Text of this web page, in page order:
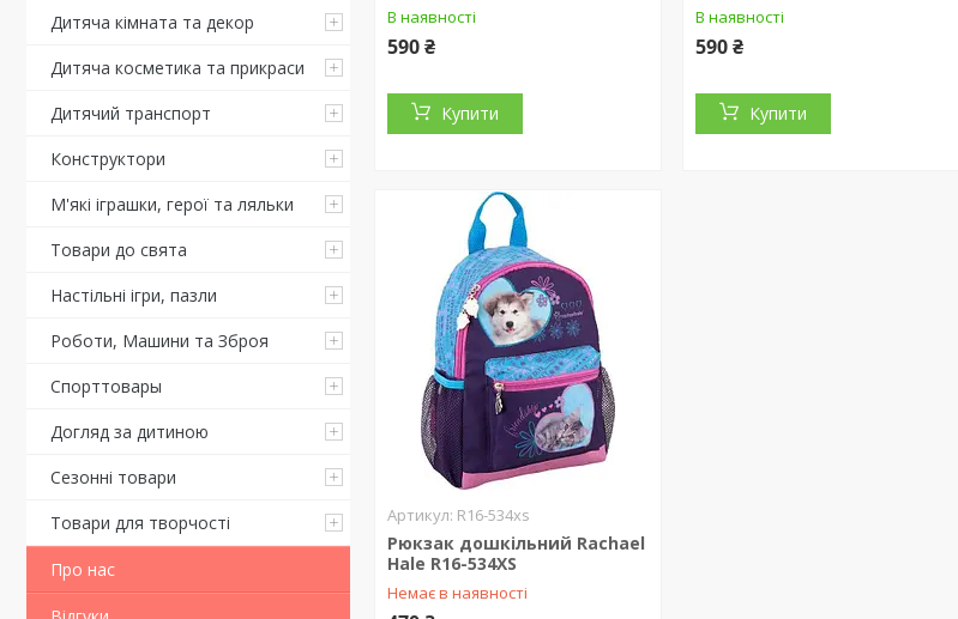
Дитяча кімната та декор
Дитяча косметика та прикраси
Дитячий транспорт
Конструктори
М'які іграшки, герої та ляльки
Товари до свята
Настільні ігри, пазли
Роботи, Машини та Зброя
Спорттовары
Догляд за дитиною
Сезонні товари
Товари для творчості
Про нас
В наявності
590 ₴
Купити
В наявності
590 ₴
Купити
R16-534xs
Рюкзак дошкільний Rachael
Hale R16-534XS
Немає в наявності